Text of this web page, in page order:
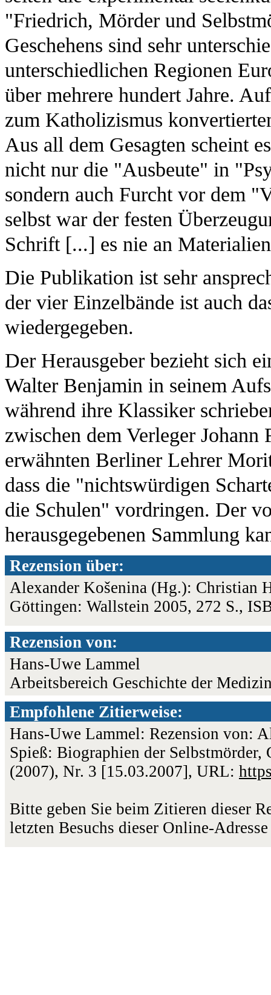
"Friedrich, Mörder und
Geschehens sind sehr
unterschiedlichen Regionen
über mehrere hundert Jahre.
zum Katholizismus
Aus all dem Gesagten scheint
nicht nur die "Ausbeute" in
sondern auch Furcht vor dem
selbst war der festen
Schrift [...] es nie an
Die Publikation ist sehr
der vier Einzelbände ist auch
wiedergegeben.
Der Herausgeber bezieht sich
Walter Benjamin in seinem
während ihre Klassiker
zwischen dem Verleger
erwähnten Berliner Lehrer
dass die "nichtswürdigen
die Schulen" vordringen. Der
herausgegebenen Sammlung
Rezension über:
Alexander Košenina (Hg.): Christian
Göttingen: Wallstein 2005, 272 S.,
Rezension von:
Hans-Uwe Lammel
Arbeitsbereich Geschichte der
Empfohlene Zitierweise:
Hans-Uwe Lammel: Rezension von:
Spieß: Biographien der
(2007), Nr. 3 [15.03.2007], URL:
Bitte geben Sie beim Zitieren dieser
letzten Besuchs dieser Online-Adresse